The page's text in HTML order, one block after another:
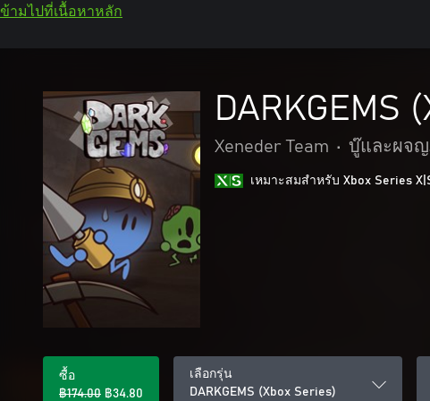
ข้ามไปที่เนื้อหาหลัก
DARKGEMS
Xeneder Team • บู๊และผจ
เหมาะสมสําหรับ Xbox Series
ซื้อ
฿174.00 ฿34.80
เลือกรุ่น
DARKGEMS (Xbox Series)